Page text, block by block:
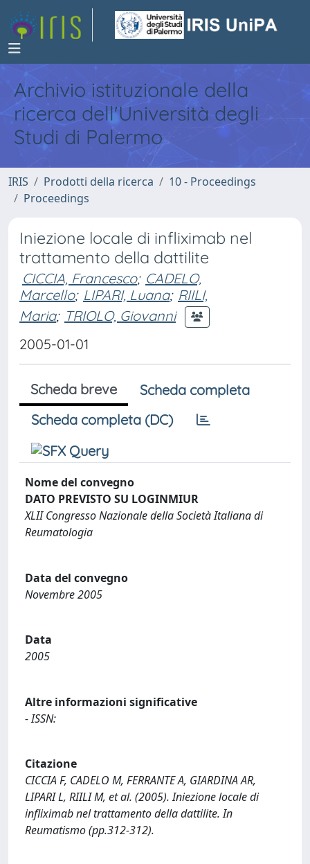
Archivio istituzionale della
ricerca dell'Università degli
Studi di Palermo
IRIS Prodotti della ricerca
10 - Proceedings
Proceedings
Iniezione locale di infliximab nel
trattamento della dattilite
CICCIA, Francesco; CADELO,
Marcello; LIPARI, Luana; RIILI,
Maria; TRIOLO, Giovanni
2005-01-01
Scheda breve
Scheda completa
Scheda completa (DC)
Nome del convegno
DATO PREVISTO SU LOGINMIUR
XLII Congresso Nazionale della Società Italiana di
Reumatologia
Data del convegno
Novembre 2005
Data
2005
Altre informazioni significative
- ISSN:
Citazione
CICCIA F, CADELO M, FERRANTE A, GIARDINA AR,
LIPARI L, RIILI M, et al. (2005). Iniezione locale di
infliximab nel trattamento della dattilite. In
Reumatismo (pp.312-312).